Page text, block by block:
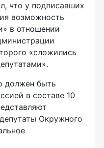
что у подписавших
возможность
в отношении
«сложились
должен быть
в составе 10
Окружного